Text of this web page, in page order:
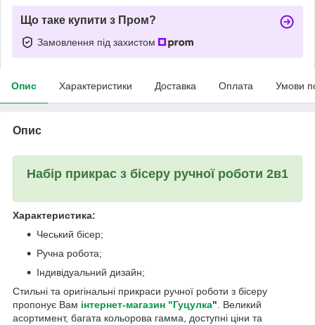
Що таке купити з Пром?
Замовлення під захистом
Опис Характеристики Доставка Оплата Умови
Опис
Набір прикрас з бісеру ручної роботи 2в1
Характеристика:
Чеський бісер;
Ручна робота;
Індивідуальний дизайн;
Стильні та оригінальні прикраси ручної роботи з бісеру
пропонує Вам інтернет-магазин "Гуцулка". Великий
асортимент, багата кольорова гамма, доступні ціни та